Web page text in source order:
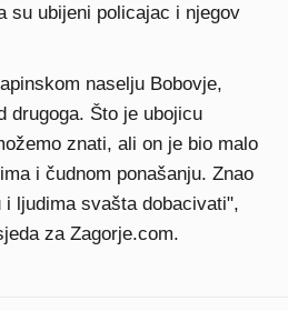
su ubijeni policajac i njegov
naselju Bobovje,
drugoga. Što je ubojicu
znati, ali on je bio malo
i čudnom ponašanju. Znao
ljudima svašta dobacivati",
za Zagorje.com.